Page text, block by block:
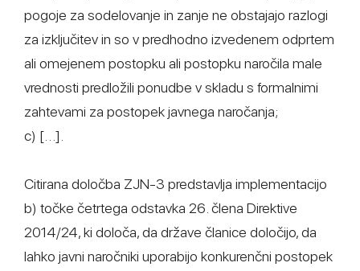
pogoje za sodelovanje in zanje ne obstajajo razlogi
za izključitev in so v predhodno izvedenem odprtem
ali omejenem postopku ali postopku naročila male
vrednosti predložili ponudbe v skladu s formalnimi
zahtevami za postopek javnega naročanja;
c) […].
Citirana določba ZJN-3 predstavlja implementacijo
b) točke četrtega odstavka 26. člena Direktive
2014/24, ki določa, da države članice določijo, da
lahko javni naročniki uporabijo konkurenčni postopek